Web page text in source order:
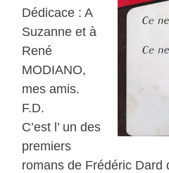
Dédicace : A
Suzanne et à
René
MODIANO,
mes amis.
F.D.
C’est l’ un des
premiers
romans de Frédéric Dard